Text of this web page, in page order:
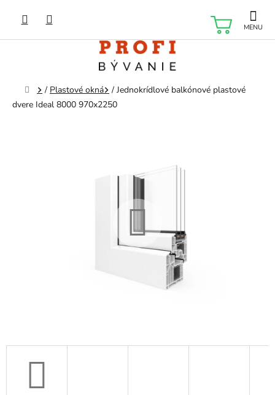
obsah
Domov
/ Plastové okná / Jednokrídlové balkónové plastové
dvere Ideal 8000 970x2250